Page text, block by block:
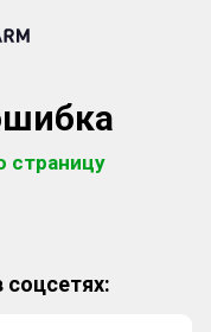
страницу
соцсетях: